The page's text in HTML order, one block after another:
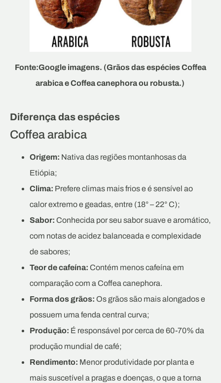
Fonte:Google imagens. (Grãos das espécies Coffea
arabica e Coffea canephora ou robusta.)
Diferença das espécies
Coffea arabica
Origem: Nativa das regiões montanhosas da
Etiópia;
Clima: Prefere climas mais frios e é sensível ao
calor extremo e geadas, entre (18° – 22° C);
Sabor: Conhecida por seu sabor suave e aromático,
com notas de acidez balanceada e complexidade
de sabores;
Teor de cafeína: Contém menos cafeína em
comparação com a Coffea canephora.
Forma dos grãos: Os grãos são mais alongados e
possuem uma fenda central curva;
Produção: É responsável por cerca de 60-70% da
produção mundial de café;
Rendimento: Menor produtividade por planta e
mais suscetível a pragas e doenças, o que a torna